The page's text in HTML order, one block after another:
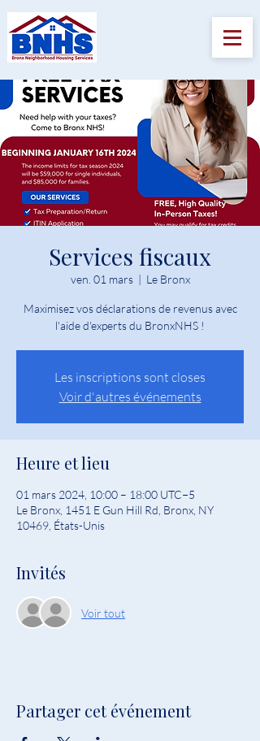
Services fiscaux
ven. 01 mars
  |
Le Bronx
Maximisez vos déclarations de revenus avec
l'aide d'experts du BronxNHS !
Les inscriptions sont closes
Voir d'autres événements
Heure et lieu
01 mars 2024, 10:00 – 18:00 UTC−5
Le Bronx, 1451 E Gun Hill Rd, Bronx, NY
10469, États-Unis
Invités
Voir tout
Partager cet événement